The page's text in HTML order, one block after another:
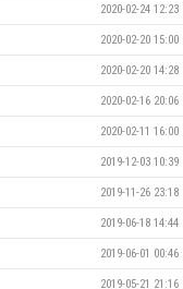
2020-02-24 12:23
2020-02-20 15:00
2020-02-20 14:28
2020-02-16 20:06
2020-02-11 16:00
2019-12-03 10:39
2019-11-26 23:18
2019-06-18 14:44
2019-06-01 00:46
2019-05-21 21:16